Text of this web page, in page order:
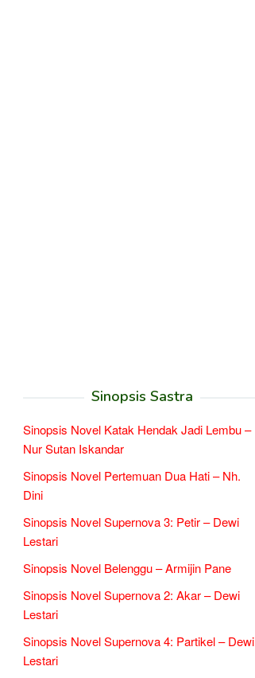
Sinopsis Sastra
Sinopsis Novel Katak Hendak Jadi Lembu –
Nur Sutan Iskandar
Sinopsis Novel Pertemuan Dua Hati – Nh.
Dini
Sinopsis Novel Supernova 3: Petir – Dewi
Lestari
Sinopsis Novel Belenggu – Armijin Pane
Sinopsis Novel Supernova 2: Akar – Dewi
Lestari
Sinopsis Novel Supernova 4: Partikel – Dewi
Lestari